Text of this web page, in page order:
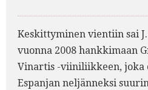
Keskittyminen vientiin sai
vuonna 2008 hankkimaan
Vinartis -viiniliikkeen, joka
Espanjan neljänneksi